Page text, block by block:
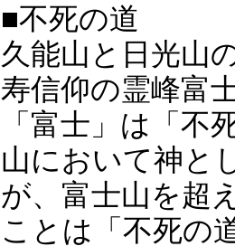
■不死の道
久能山と日光山
寿信仰の霊峰富
「富士」は「不
山において神と
が、富士山を超
ことは「不死の